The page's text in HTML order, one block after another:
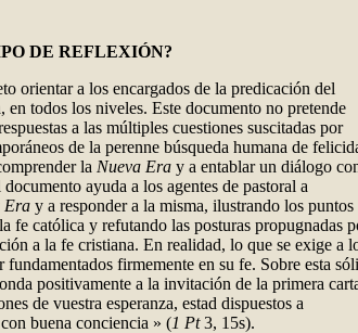
DE REFLEXIÓN?
orientar a los encargados de la predicación del
todos los niveles. Este documento no pretende
a las múltiples cuestiones suscitadas por
de la perenne búsqueda humana de
la Nueva Era y a entablar un diálogo
ayuda a los agentes de pastoral a
Era y a responder a la misma, ilustrando los puntos
fe católica y refutando las posturas propugnadas
a la fe cristiana. En realidad, lo que se exige a
firmemente en su fe. Sobre esta
positivamente a la invitación de la primera
de vuestra esperanza, estad dispuestos a
buena conciencia » (1 Pt3, 15s).